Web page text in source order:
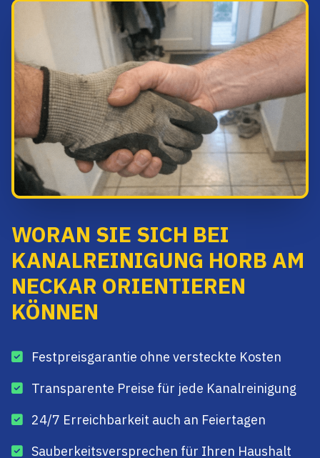
WORAN SIE SICH BEI
KANALREINIGUNG HORB AM
NECKAR ORIENTIEREN
KÖNNEN
Festpreisgarantie ohne versteckte Kosten
Transparente Preise für jede Kanalreinigung
24/7 Erreichbarkeit auch an Feiertagen
Sauberkeitsversprechen für Ihren Haushalt